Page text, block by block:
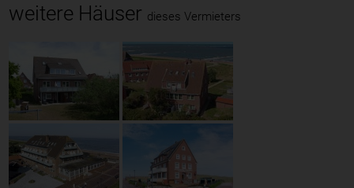
weitere Häuser dieses Vermieters